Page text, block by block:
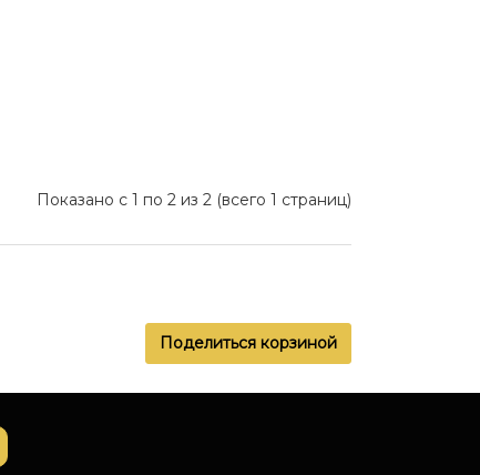
Показано с 1 по 2 из 2 (всего 1 страниц)
Поделиться корзиной